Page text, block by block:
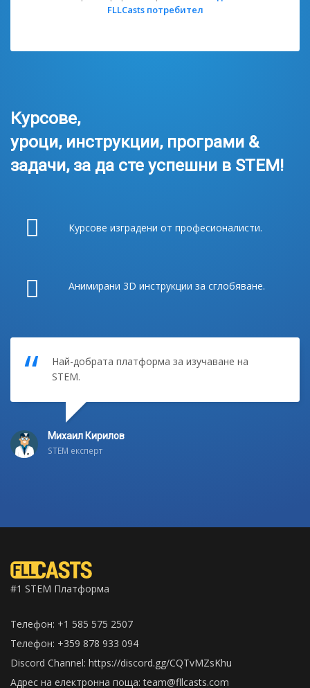
FLLCasts потребител
Курсове,
уроци, инструкции, програми &
задачи, за да сте успешни в STEM!
Курсове изградени от професионалисти.
Анимирани 3D инструкции за сглобяване.
Най-добрата платформа за изучаване на
STEM.
Михаил Кирилов
STEM експерт
#1 STEM Платформа
Телефон: +1 585 575 2507
Телефон: +359 878 933 094
Discord Channel: https://discord.gg/CQTvMZsKhu
Адрес на електронна поща:team@fllcasts.com